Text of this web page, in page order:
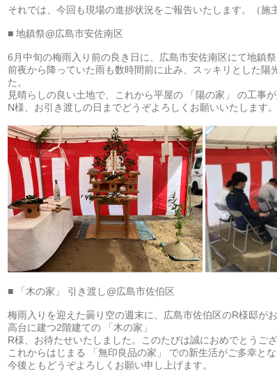
それでは、今回も現場の進捗状況をご報告いたします。（施
■ 地鎮祭@広島市安佐南区
6月中旬の梅雨入り前の良き日に、広島市安佐南区にて地鎮祭
前夜から降っていた雨も数時間前に止み、スッキリとした陽
た。
見晴らしの良い土地で、これから平屋の 「陽の家」 の工事が
N様、お引き渡しの日までどうぞよろしくお願いいたします。
■ 「木の家」 引き渡し@広島市佐伯区
梅雨入りを迎えた曇り空の週末に、広島市佐伯区のR様邸が
高台に建つ2階建ての 「木の家」
R様、お待たせいたしました。このたびは誠におめでとうござ
これからはじまる 「無印良品の家」 での新生活がご多幸と
今後ともどうぞよろしくお願い申し上げます。